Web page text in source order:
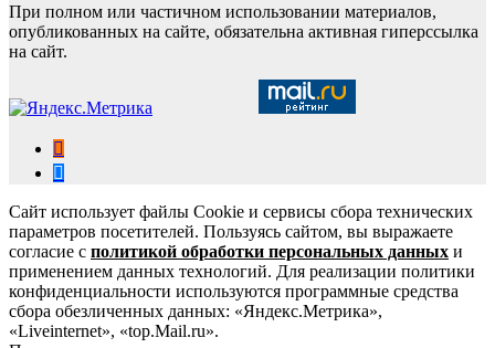
При полном или частичном использовании материалов,
опубликованных на сайте, обязательна активная гиперссылка
на сайт.
Сайт использует файлы Cookie и сервисы сбора технических
параметров посетителей. Пользуясь сайтом, вы выражаете
согласие с политикой обработки персональных данных и
применением данных технологий. Для реализации политики
конфиденциальности используются программные средства
сбора обезличенных данных: «Яндекс.Метрика»,
«Liveinternet», «top.Mail.ru».